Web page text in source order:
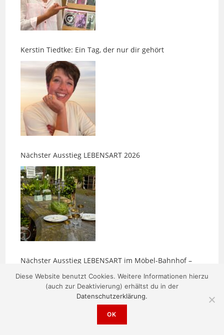
Kerstin Tiedtke: Ein Tag, der nur dir gehört
Nächster Ausstieg LEBENSART 2026
Nächster Ausstieg LEBENSART im Möbel-Bahnhof –
Diese Website benutzt Cookies. Weitere Informationen hierzu
(auch zur Deaktivierung) erhältst du in der
Datenschutzerklärung.
OK